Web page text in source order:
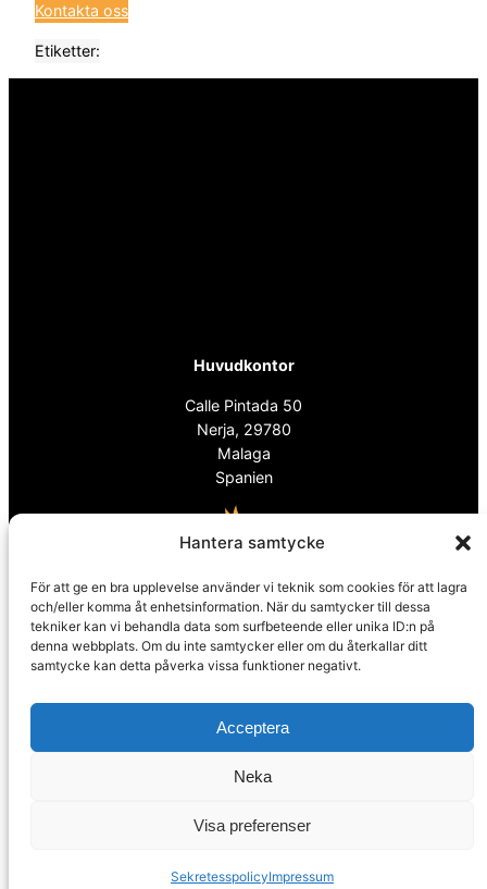
Hantera samtycke
För att ge en bra upplevelse använder vi teknik som cookies för att lagra
och/eller komma åt enhetsinformation. När du samtycker till dessa
tekniker kan vi behandla data som surfbeteende eller unika ID:n på
denna webbplats. Om du inte samtycker eller om du återkallar ditt
samtycke kan detta påverka vissa funktioner negativt.
Acceptera
Neka
Visa preferenser
SekretesspolicyImpressum
Kontakta oss
Etiketter:
Huvudkontor
Calle Pintada 50
Nerja, 29780
Malaga
Spanien
info@spanskafastigheter.se
☎ 0034 669 738 682
Nyhetsbrev
ⓕ Facebook